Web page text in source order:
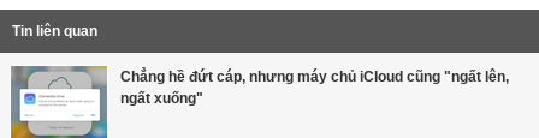
Tin liên quan
Chẳng hề đứt cáp, nhưng máy chủ iCloud cũng "ngất lên,
ngất xuống"